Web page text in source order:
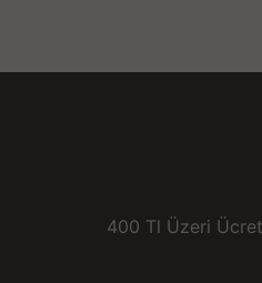
400 Tl Üzeri